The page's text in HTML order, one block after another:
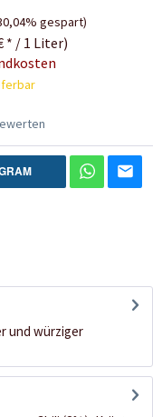
gespart)
* / 1 Liter)
und würziger